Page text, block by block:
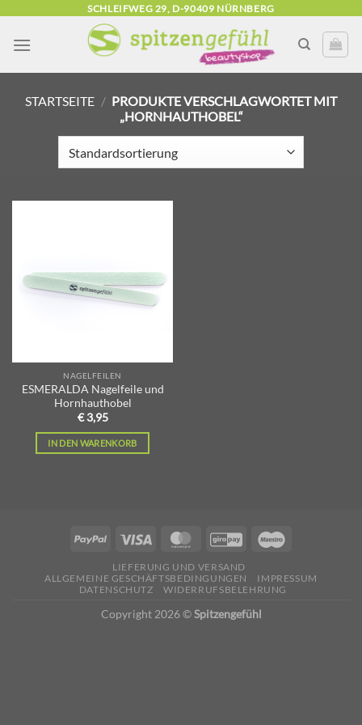
springen
SCHLEIFWEG 29, D-90409 NÜRNBERG
STARTSEITE / PRODUKTE VERSCHLAGWORTET MIT
„HORNHAUTHOBEL“
NAGELFEILEN
ESMERALDA Nagelfeile und
Hornhauthobel
€ 3,95
IN DEN WARENKORB
LIEFERUNG UND VERSAND
ALLGEMEINE GESCHÄFTSBEDINGUNGEN
IMPRESSUM
DATENSCHUTZ
WIDERRUFSBELEHRUNG
Copyright 2026 ©Spitzengefühl